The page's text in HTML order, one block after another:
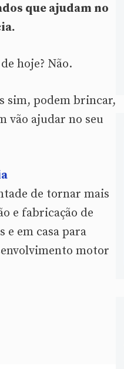
que ajudam no
hoje? Não.
sim, podem brincar,
vão ajudar no seu
de tornar mais
e fabricação de
e em casa para
motor